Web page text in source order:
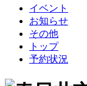
イベント
お知らせ
その他
トップ
予約状況